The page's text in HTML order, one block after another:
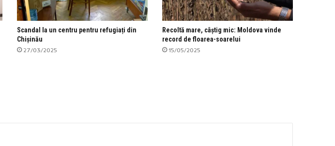
Scandal la un centru pentru refugiați din
Chișinău
27/03/2025
Recoltă mare, câștig mic: Moldova vinde
record de floarea-soarelui
15/05/2025